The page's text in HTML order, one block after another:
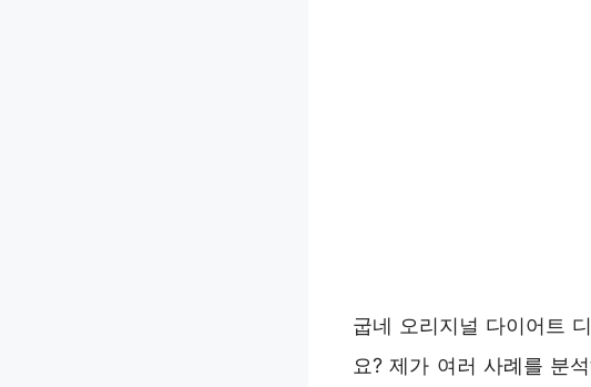
굽네 오리지널 다이어트
요? 제가 여러 사례를 분